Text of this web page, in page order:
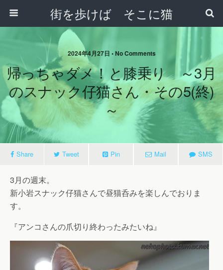
街を歩けば そこに猫
2024年4月27日 • No Comments
帰っちゃダメ！と膝乗り ～3月
のスナック仔猫さん・その5(終)
～
Share Tweet Pin Mail SMS
3月の週末。
新小岩スナック仔猫さんで昼猫呑みを楽しんでおりま
す。
『アンコさんの爪切り終わったみたいね』